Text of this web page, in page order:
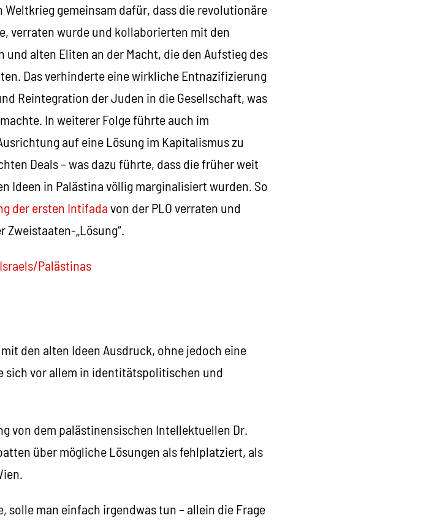
gemeinsam dafür, dass die revolutionäre
verraten wurde und kollaborierten mit den
alten Eliten an der Macht, die den Aufstieg des
Das verhinderte eine wirkliche Entnazifizierung
Reintegration der Juden in die Gesellschaft, was
In weiterer Folge führte auch im
auf eine Lösung im Kapitalismus zu
Deals – was dazu führte, dass die früher weit
Ideen in Palästina völlig marginalisiert wurden. So
der ersten Intifadavon der PLO verraten und
„Lösung“.
Palästinas
den alten Ideen Ausdruck, ohne jedoch eine
sich vor allem in identitätspolitischen und
von dem palästinensischen Intellektuellen Dr.
über mögliche Lösungen als fehlplatziert, als
solle man einfach irgendwas tun – allein die Frage